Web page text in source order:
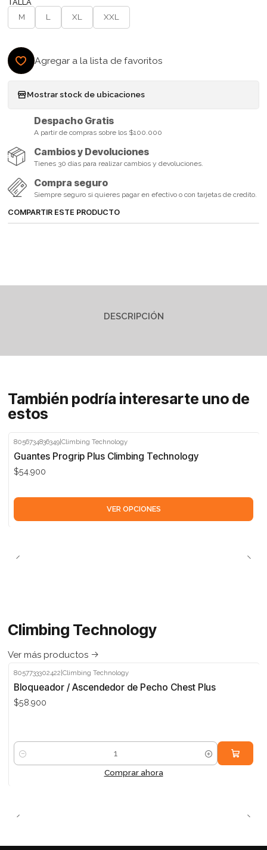
TALLA
M L XL XXL
Agregar a la lista de favoritos
Mostrar stock de ubicaciones
Despacho Gratis
A partir de compras sobre los $100.000
Cambios y Devoluciones
Tienes 30 días para realizar cambios y devoluciones.
Compra seguro
Siempre seguro si quieres pagar en efectivo o con tarjetas de credito.
COMPARTIR ESTE PRODUCTO
DESCRIPCIÓN
También podría interesarte uno de
estos
8056734836349 |Climbing Technology
Guantes Progrip Plus Climbing Technology
$54.900
VER OPCIONES
Climbing Technology
Ver más productos
8057733302422|Climbing Technology
Bloqueador / Ascendedor de Pecho Chest Plus
$58.900
Cantidad
Comprar ahora